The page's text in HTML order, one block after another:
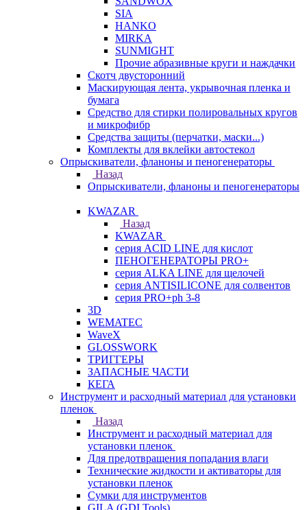
SIA
HANKO
MIRKA
SUNMIGHT
Прочие абразивные круги и наждачки
Скотч двусторонний
Маскирующая лента, укрывочная пленка и
бумага
Средство для стирки полировальных кругов
и микрофибр
Средства защиты (перчатки, маски...)
Комплекты для вклейки автостекол
Опрыскиватели, фланоны и пеногенераторы
Назад
Опрыскиватели, фланоны и пеногенераторы
KWAZAR
Назад
KWAZAR
серия ACID LINE для кислот
ПЕНОГЕНЕРАТОРЫ PRO+
серия ALKA LINE для щелочей
серия ANTISILICONE для солвентов
серия PRO+ph 3-8
3D
WEMATEC
WaveX
GLOSSWORK
ТРИГГЕРЫ
ЗАПАСНЫЕ ЧАСТИ
КЕГА
Инструмент и расходный материал для установки
пленок
Назад
Инструмент и расходный материал для
установки пленок
Для предотвращения попадания влаги
Технические жидкости и активаторы для
установки пленок
Сумки для инструментов
GILA (GDI Tools)